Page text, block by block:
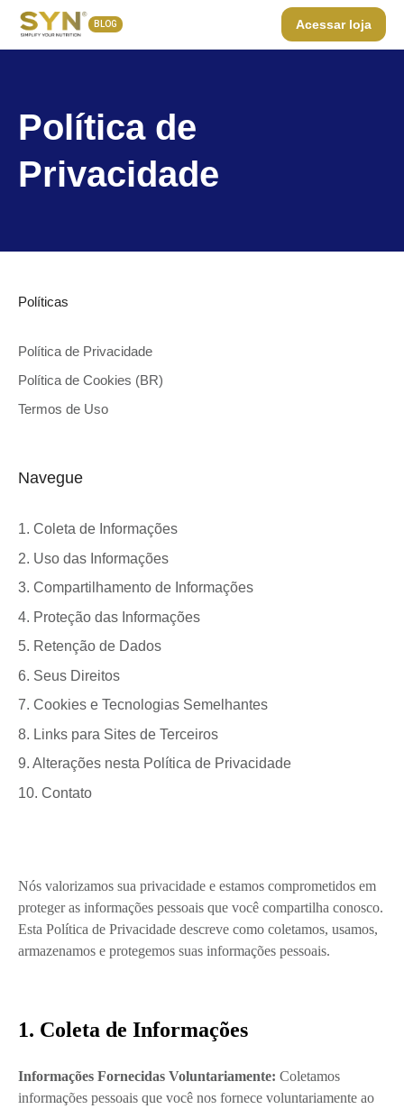
BLOG Acessar loja
Política de
Privacidade
Políticas
Política de Privacidade
Política de Cookies (BR)
Termos de Uso
Navegue
1. Coleta de Informações
2. Uso das Informações
3. Compartilhamento de Informações
4. Proteção das Informações
5. Retenção de Dados
6. Seus Direitos
7. Cookies e Tecnologias Semelhantes
8. Links para Sites de Terceiros
9. Alterações nesta Política de Privacidade
10. Contato
Nós valorizamos sua privacidade e estamos comprometidos em
proteger as informações pessoais que você compartilha conosco.
Esta Política de Privacidade descreve como coletamos, usamos,
armazenamos e protegemos suas informações pessoais.
1. Coleta de Informações
Informações Fornecidas Voluntariamente: Coletamos
informações pessoais que você nos fornece voluntariamente ao